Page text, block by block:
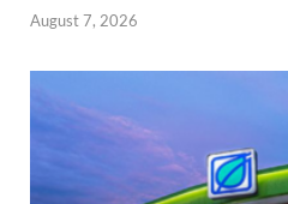
August 7, 2026